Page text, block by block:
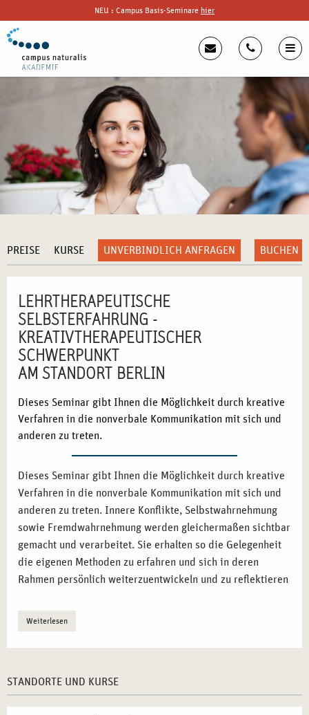
NEU : Campus Basis-Seminare hier
PREISE KURSE UNVERBINDLICH ANFRAGEN BUCHEN
LEHRTHERAPEUTISCHE
SELBSTERFAHRUNG -
KREATIVTHERAPEUTISCHER
SCHWERPUNKT
AM STANDORT BERLIN
Dieses Seminar gibt Ihnen die Möglichkeit durch kreative
Verfahren in die nonverbale Kommunikation mit sich und
anderen zu treten.
Dieses Seminar gibt Ihnen die Möglichkeit durch kreative
Verfahren in die nonverbale Kommunikation mit sich und
anderen zu treten. Innere Konﬂikte, Selbstwahrnehmung
sowie Fremdwahrnehmung werden gleichermaßen sichtbar
gemacht und verarbeitet. Sie erhalten so die Gelegenheit
die eigenen Methoden zu erfahren und sich in deren
Rahmen persönlich weiterzuentwickeln und zu reﬂektieren
Weiterlesen
STANDORTE UND KURSE